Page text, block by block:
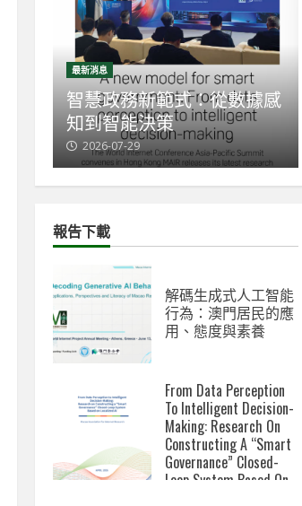
最新消息
生成式AI走入日常：AI素養
與新數碼鴻溝成關注焦點
2026-07-07
報告下載
解碼生成式人工智能
行為：澳門居民的應
用、態度與素養
From Data Perception
To Intelligent Decision-
Making: Research On
Constructing A “Smart
Governance” Closed-
Loop System Based On